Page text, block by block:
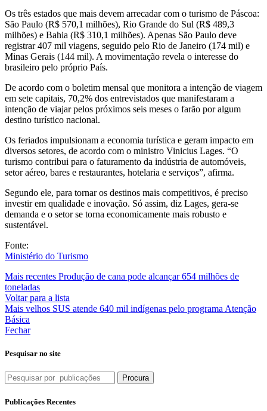
Os três estados que mais devem arrecadar com o turismo de Páscoa:
São Paulo (R$ 570,1 milhões), Rio Grande do Sul (R$ 489,3
milhões) e Bahia (R$ 310,1 milhões). Apenas São Paulo deve
registrar 407 mil viagens, seguido pelo Rio de Janeiro (174 mil) e
Minas Gerais (144 mil). A movimentação revela o interesse do
brasileiro pelo próprio País.
De acordo com o boletim mensal que monitora a intenção de viagem
em sete capitais, 70,2% dos entrevistados que manifestaram a
intenção de viajar pelos próximos seis meses o farão por algum
destino turístico nacional.
Os feriados impulsionam a economia turística e geram impacto em
diversos setores, de acordo com o ministro Vinicius Lages. “O
turismo contribui para o faturamento da indústria de automóveis,
setor aéreo, bares e restaurantes, hotelaria e serviços”, afirma.
Segundo ele, para tornar os destinos mais competitivos, é preciso
investir em qualidade e inovação. Só assim, diz Lages, gera-se
demanda e o setor se torna economicamente mais robusto e
sustentável.
Fonte:
Ministério do Turismo
Mais recentes Produção de cana pode alcançar 654 milhões de
toneladas
Voltar para a lista
Mais velhos SUS atende 640 mil indígenas pelo programa Atenção
Básica
Fechar
Pesquisar no site
Procura
Publicações Recentes